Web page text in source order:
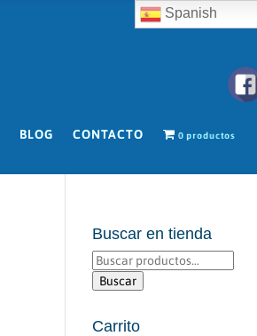
BLOG CONTACTO 0 productos
Buscar en tienda
Buscar
por:
Buscar
Carrito
Spanish